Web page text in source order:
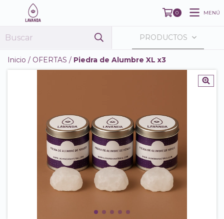
0 MENÚ
PRODUCTOS
Inicio / OFERTAS / Piedra de Alumbre XL x3